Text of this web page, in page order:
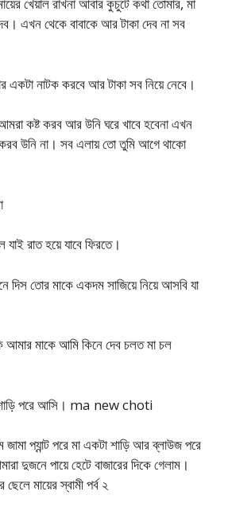
খেয়াল রাখনা আবার কুচুটে কথা তোমার, মা
এখন থেকে বাবাকে আর টাকা দেব না সব
একটা নাটক করবে আর টাকা সব নিয়ে নেবে।
কষ্ট করব আর উনি ঘরে খাবে হবেনা এখন
উনি না। সব এলায় তো তুমি আগে থাকো
রাত হয়ে যাবে ফিরতে।
দিস তোর মাকে একদম সাজিয়ে নিয়ে আসবি যা
আমার মাকে আমি কিনে দেব চলত মা চল
পরে আসি। ma new choti
প্যান্ট পরে মা একটা শাড়ি আর ব্লাউজ পরে
পায়ে হেটে বাজারের দিকে গেলাম।
মায়ের স্বামী পর্ব ২